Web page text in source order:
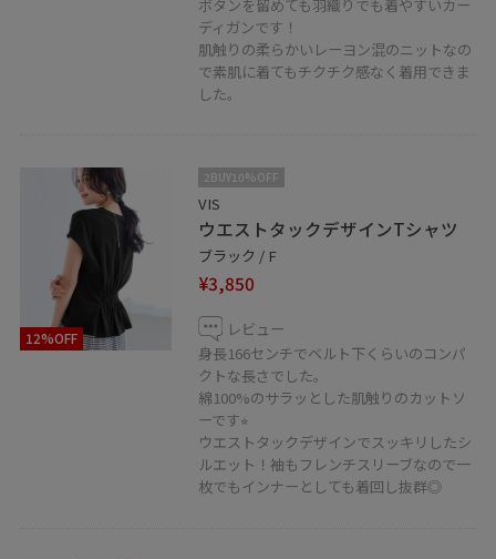
▶︎Instagramではプライベートや日常も投稿しています♡
LINEで在庫のお問い合わせや商品、コーディネートのご
相談など是非お気軽にお問い合わせくださいませ。
LINEで天神地下街VISスタッフにご相談は【友だち追加】
をタップ！！
ボタンを留めても羽織りでも着やすいカー
ディガンです！
肌触りの柔らかいレーヨン混のニットなの
で素肌に着てもチクチク感なく着用できま
した。
12%OFF
2BUY10%OFF
VIS
ウエストタックデザインTシャツ
ブラック / F
¥3,850
レビュー
身長166センチでベルト下くらいのコンパ
クトな長さでした。
綿100%のサラッとした肌触りのカットソ
ーです⭐︎
ウエストタックデザインでスッキリしたシ
ルエット！袖もフレンチスリーブなので一
枚でもインナーとしても着回し抜群◎